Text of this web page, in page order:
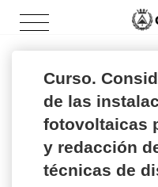
Curso.
de las
fotovoltaicas
y redacción
técnicas de